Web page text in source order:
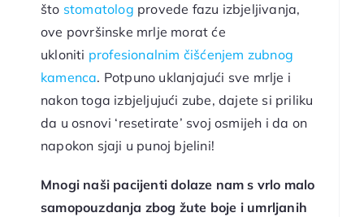
što stomatolog provede fazu izbjeljivanja,
ove površinske mrlje morat će
ukloniti profesionalnim čišćenjem zubnog
kamenca. Potpuno uklanjajući sve mrlje i
nakon toga izbjeljujući zube, dajete si priliku
da u osnovi ‘resetirate’ svoj osmijeh i da on
napokon sjaji u punoj bjelini!
Mnogi naši pacijenti dolaze nam s vrlo malo
samopouzdanja zbog žute boje i umrljanih